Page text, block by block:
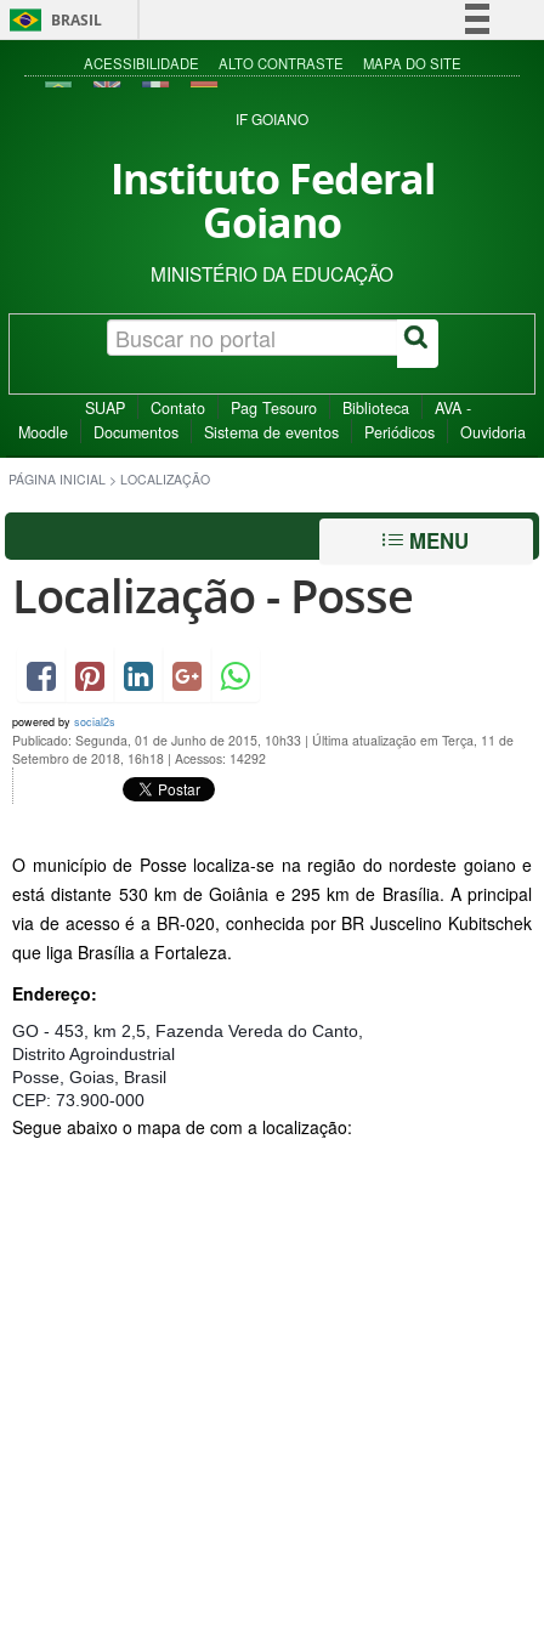
BRASIL
Simplifique!
Acesso à informação
ACESSIBILIDADE ALTO CONTRASTE MAPA DO SITE
IF GOIANO
Instituto Federal
Goiano
MINISTÉRIO DA EDUCAÇÃO
SUAP Contato Pag Tesouro Biblioteca
AVA -
Moodle
Documentos Sistema de eventos Periódicos Ouvidoria
PÁGINA INICIAL > LOCALIZAÇÃO
MENU
Localização - Posse
powered by social2s
Publicado: Segunda, 01 de Junho de 2015, 10h33 | Última atualização em Terça, 11 de
Setembro de 2018, 16h18 | Acessos: 14292
O município de Posse localiza-se na região do nordeste goiano e
está distante 530 km de Goiânia e 295 km de Brasília. A principal
via de acesso é a BR-020, conhecida por BR Juscelino Kubitschek
que liga Brasília a Fortaleza.
Endereço:
GO - 453, km 2,5, Fazenda Vereda do Canto,
Distrito Agroindustrial
Posse, Goias, Brasil
CEP: 73.900-000
Segue abaixo o mapa de com a localização: